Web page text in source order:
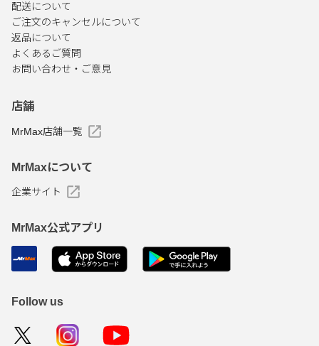
配送について
ご注文のキャンセルについて
返品について
よくあるご質問
お問い合わせ・ご意見
店舗
MrMax店舗一覧
MrMaxについて
企業サイト
MrMax公式アプリ
Follow us